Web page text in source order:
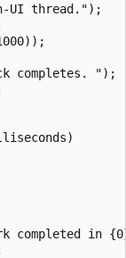
UI thread.");
completes. ");
completed in